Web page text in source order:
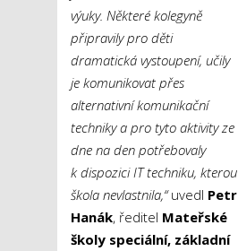
výuky. Některé kolegyně
připravily pro děti
dramatická vystoupení, učily
je komunikovat přes
alternativní komunikační
techniky a pro tyto aktivity ze
dne na den potřebovaly
k dispozici IT techniku, kterou
škola nevlastnila,“uvedl Petr
Hanák, ředitel Mateřské
školy speciální, základní